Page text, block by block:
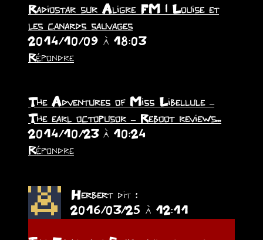
Radiostar sur Aligre FM | Louise et
les canards sauvages
2014/10/09 à 18:03
Répondre
The Adventures of Miss Libellule –
The earl octopusor – Reboot reviews...
2014/10/23 à 10:24
Répondre
Herbert dit :
2016/03/25 à 12:11